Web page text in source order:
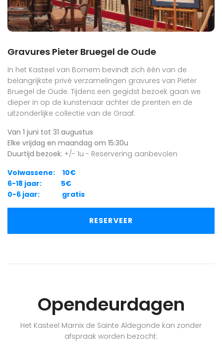
Gravures Pieter Bruegel de Oude
In het Kasteel van Bornem bevindt zich één van de
belangrijkste privé verzamelingen gravures van Pieter
Bruegel de Oude. Tijdens een gegidst bezoek gaan we
dieper in op de kunstenaar achter de prenten en de
uitzonderlijke collectie van de Graaf.
Van 1 juni tot 31 augustus
Elke vrijdag en maandag om 15:30u
Duurtijd bezoek: +/- 1u - Reservering aanbevolen
Volwassene: 10€
6-18 jaar: 5€
0-6 jaar: gratis
RESERVEER
Opendeurdagen
Het Kasteel Marnix de Sainte Aldegonde kan zonder
afspraak worden bezocht: